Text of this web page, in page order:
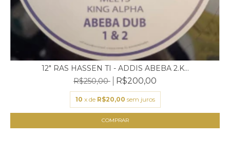
12" RAS HASSEN TI - ADDIS ABEBA 2.K...
R$250,00
R$200,00
10 x de R$20,00 sem juros